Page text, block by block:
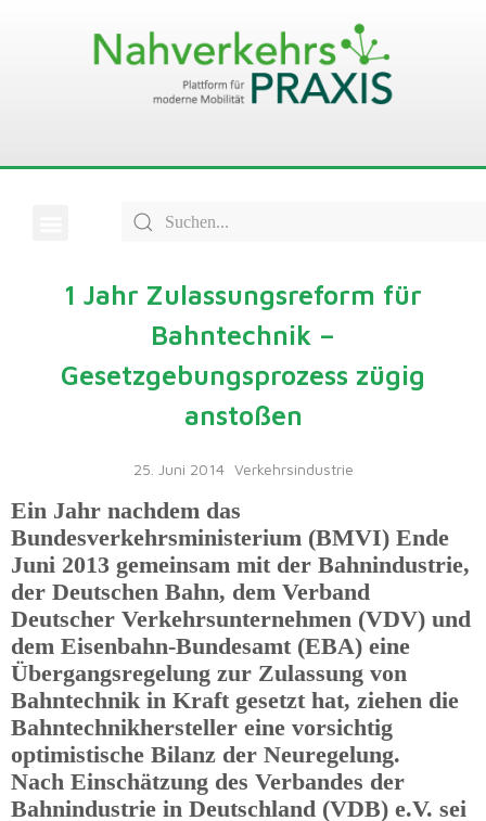
1 Jahr Zulassungsreform für
Bahntechnik –
Gesetzgebungsprozess zügig
anstoßen
25. Juni 2014 Verkehrsindustrie
Ein Jahr nachdem das
Bundesverkehrsministerium (BMVI) Ende
Juni 2013 gemeinsam mit der Bahnindustrie,
der Deutschen Bahn, dem Verband
Deutscher Verkehrsunternehmen (VDV) und
dem Eisenbahn-Bundesamt (EBA) eine
Übergangsregelung zur Zulassung von
Bahntechnik in Kraft gesetzt hat, ziehen die
Bahntechnikhersteller eine vorsichtig
optimistische Bilanz der Neuregelung.
Nach Einschätzung des Verbandes der
Bahnindustrie in Deutschland (VDB) e.V. sei